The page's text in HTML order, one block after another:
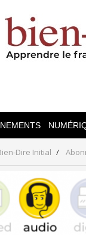
Dire Initial